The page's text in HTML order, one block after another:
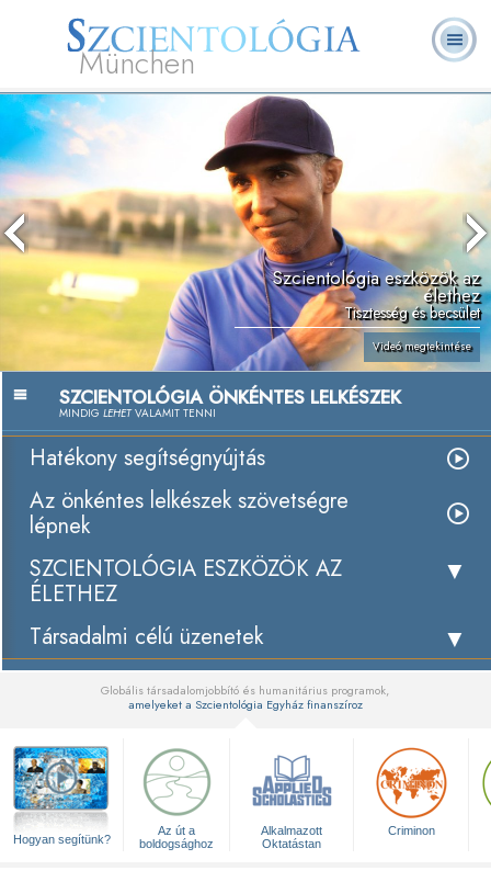
München
L. Ron Hubbard Önkéntes lelkészek
Szcientológia eszközök az
élethez
Tisztesség és becsület
Videó megtekintése
SZCIENTOLÓGIA ÖNKÉNTES LELKÉSZEK
MINDIG LEHETVALAMIT TENNI
Hatékony segítségnyújtás
Az önkéntes lelkészek szövetségre
lépnek
SZCIENTOLÓGIA ESZKÖZÖK AZ
ÉLETHEZ
Társadalmi célú üzenetek
Globális társadalomjobbító és humanitárius programok,
amelyeket a Szcientológia Egyház finanszíroz
Hogyan segítünk?
Az út a
boldogsághoz
Alkalmazott
Oktatástan
Criminon